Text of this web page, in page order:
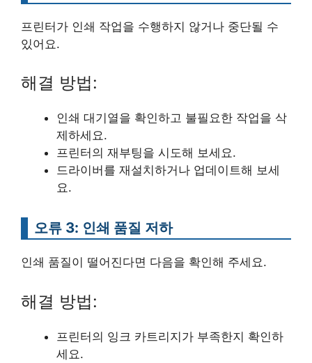
프린터가 인쇄 작업을 수행하지 않거나 중단될 수
있어요.
해결 방법:
인쇄 대기열을 확인하고 불필요한 작업을 삭
제하세요.
프린터의 재부팅을 시도해 보세요.
드라이버를 재설치하거나 업데이트해 보세
요.
오류 3: 인쇄 품질 저하
인쇄 품질이 떨어진다면 다음을 확인해 주세요.
해결 방법:
프린터의 잉크 카트리지가 부족한지 확인하
세요.